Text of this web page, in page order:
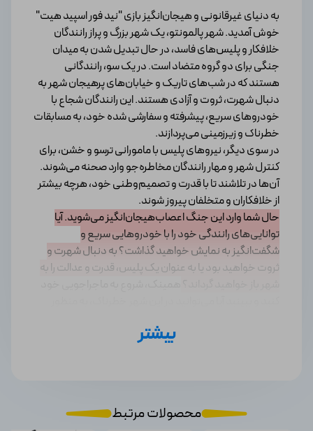
به دنیای غیرقانونی و هیجان‌انگیز بازی "نید فور اسپید هیت"
خوش آمدید. شهر پالمونتو، یک شهر بزرگ و پراز رانندگان
خلافکار و پلیس‌های فاسد، در حال تبدیل شدن به میدان
جنگی برای دو گروه متضاد است. در یک سو، رانندگانی
هستند که در شب‌های تاریک و خیابان‌های پرهیجان شهر به
دنبال شهرت، ثروت و آزادی هستند. این رانندگان شجاع با
خودروهای سریع، پیشرفته و سفارشی شده خود، به مسابقات
خطرناک و زیرزمینی می‌پردازند.
در سوی دیگر، نیروهای پلیس با مامورانی ترسو و خشن، برای
کنترل شهر و مهار رانندگان مخاطره‌جو وارد صحنه می‌شوند.
آن‌ها در تلاشند تا با قدرت و تصمیم‌وطنی خود، هرچه بیشتر
از خلافکاران و متخلفان پیروز شوند.
حال شما وارد این جنگ اعصاب‌هیجان‌انگیز می‌شوید. آیا
توانایی‌های رانندگی خود را با خودروهایی سریع و
شگفت‌انگیز به نمایش خواهید گذاشت؟ به دنبال شهرت و
ثروت خواهید بود یا به عنوان یک پلیس، قدرت و عدالت را به
فاسد، مقام خود را برقرار کنید.بیشتر
محصولات مرتبط